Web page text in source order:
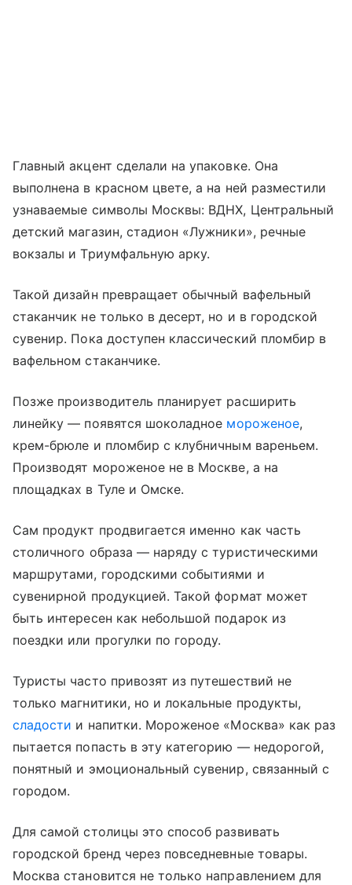
Главный акцент сделали на упаковке. Она
выполнена в красном цвете, а на ней разместили
узнаваемые символы Москвы: ВДНХ, Центральный
детский магазин, стадион «Лужники», речные
вокзалы и Триумфальную арку.
Такой дизайн превращает обычный вафельный
стаканчик не только в десерт, но и в городской
сувенир. Пока доступен классический пломбир в
вафельном стаканчике.
Позже производитель планирует расширить
линейку — появятся шоколадное мороженое,
крем-брюле и пломбир с клубничным вареньем.
Производят мороженое не в Москве, а на
площадках в Туле и Омске.
Сам продукт продвигается именно как часть
столичного образа — наряду с туристическими
маршрутами, городскими событиями и
сувенирной продукцией. Такой формат может
быть интересен как небольшой подарок из
поездки или прогулки по городу.
Туристы часто привозят из путешествий не
только магнитики, но и локальные продукты,
сладости и напитки. Мороженое «Москва» как раз
пытается попасть в эту категорию — недорогой,
понятный и эмоциональный сувенир, связанный с
городом.
Для самой столицы это способ развивать
городской бренд через повседневные товары.
Москва становится не только направлением для